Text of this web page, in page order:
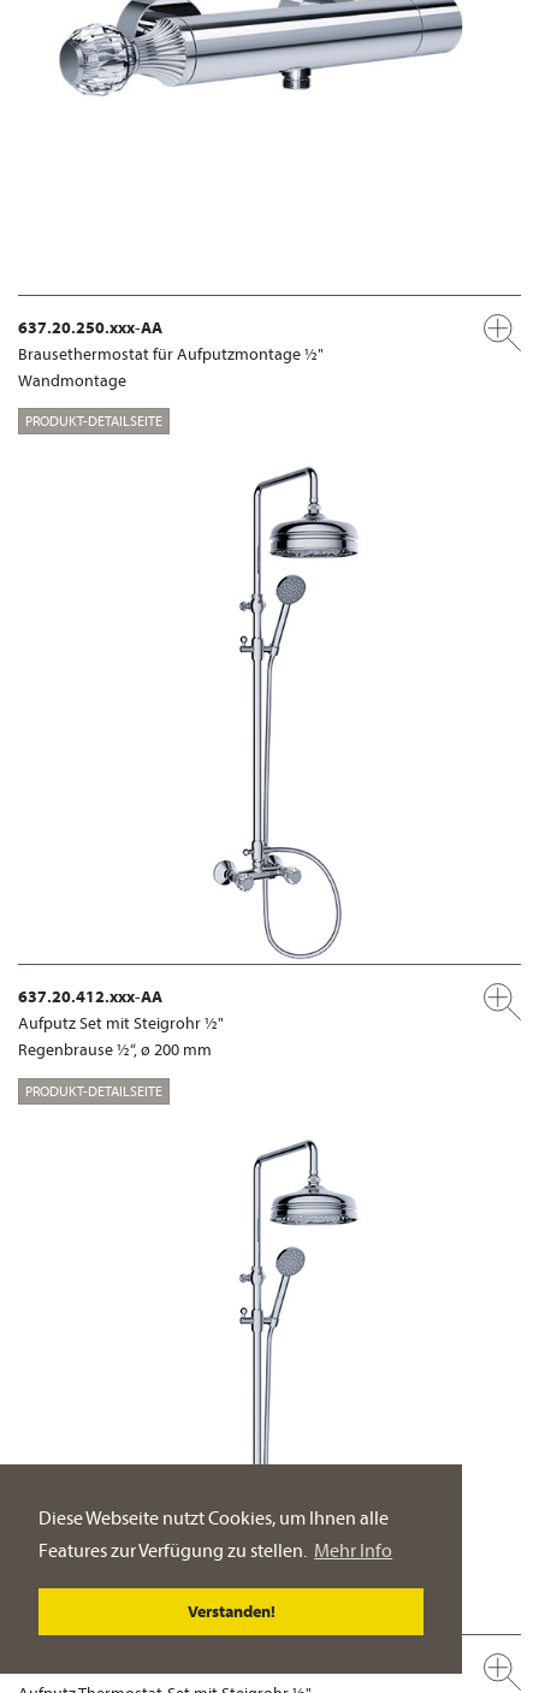
Diese Webseite nutzt Cookies, um Ihnen alle
Features zur Verfügung zu stellen. Mehr Info
Verstanden!
637.20.250.xxx-AA
Brausethermostat für Aufputzmontage ½"
Wandmontage
PRODUKT-DETAILSEITE
637.20.412.xxx-AA
Aufputz Set mit Steigrohr ½"
Regenbrause ½“, ø 200 mm
PRODUKT-DETAILSEITE